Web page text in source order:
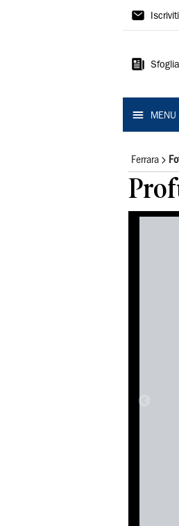
La
MENU
Ferrara